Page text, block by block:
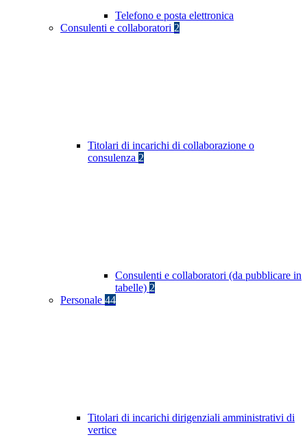
Telefono e posta elettronica
Consulenti e collaboratori 2
Titolari di incarichi di collaborazione o
consulenza 2
Consulenti e collaboratori (da pubblicare in
tabelle) 2
Personale 44
Titolari di incarichi dirigenziali amministrativi di
vertice